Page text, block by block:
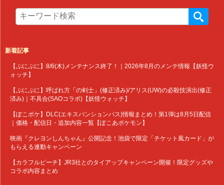
新着記事
【ぷにぷに】8/6(木)メンテナンス終了！｜2026年8月のメンテ情報【妖怪ウ
ォッチ】
【ぷにぷに】呼ばれ方「の剣士」(修正済み)/アリス(UW)の必殺技演出(修正
済み)｜不具合(SAOコラボ)【妖怪ウォッチ】
【ぽこポケ】DLC(エキスパンションパス)情報まとめ！第1弾は8月5日配信
｜価格・配信日・追加内容一覧【ぽこあポケモン】
映画『クレヨンしんちゃん』公開記念！池袋で限定「チケット風カード」が
もらえる連動キャンペーン
【カラフルピーチ】JR3社とのタイアップキャンペーン開催！限定グッズや
コラボ内容まとめ